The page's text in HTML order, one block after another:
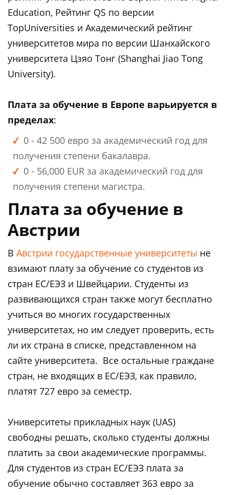
Education, Рейтинг QS по версии
TopUniversities и Академический рейтинг
университетов мира по версии Шанхайского
университета Цзяо Тонг (Shanghai Jiao Tong
University).
Плата за обучение в Европе варьируется в
пределах:
0 - 42 500 евро за академический год для
получения степени бакалавра.
0 - 56,000 EUR за академический год для
получения степени магистра.
Плата за обучение в
Австрии
В Австрии государственные университеты не
взимают плату за обучение со студентов из
стран ЕС/ЕЭЗ и Швейцарии. Студенты из
развивающихся стран также могут бесплатно
учиться во многих государственных
университетах, но им следует проверить, есть
ли их страна в списке, представленном на
сайте университета. Все остальные граждане
стран, не входящих в ЕС/ЕЭЗ, как правило,
платят 727 евро за семестр.
Университеты прикладных наук (UAS)
свободны решать, сколько студенты должны
платить за свои академические программы.
Для студентов из стран ЕС/ЕЭЗ плата за
обучение обычно составляет 363 евро за